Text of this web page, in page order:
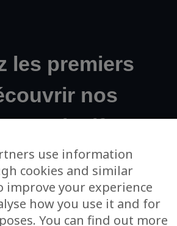
les premiers
nos
exclusifs !
à la newsletter et à l’utilisation de
use information
cookies and similar
improve your experience
how you use it and for
You can find out more